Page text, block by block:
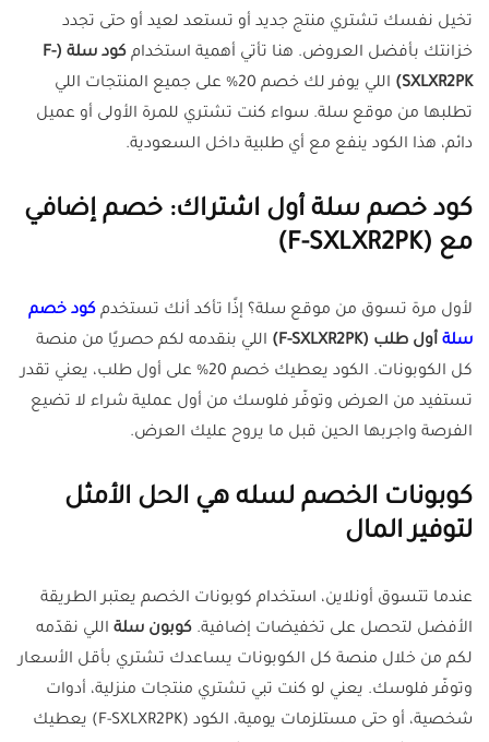
تخيل نفسك تشتري منتج جديد أو تستعد لعيد أو حتى تجدد
خزانتك بأفضل العروض. هنا تأتي أهمية استخدام
كود سلة (F-
SXLXR2PK)
اللي يوفر لك خصم 20% على جميع المنتجات اللي
تطلبها من موقع سلة. سواء كنت تشتري للمرة الأولى أو عميل
دائم، هذا الكود ينفع مع أي طلبية داخل السعودية.
كود خصم سلة أول اشتراك: خصم إضافي
مع (F-SXLXR2PK)
لأول مرة تسوق من موقع سلة؟ إذًا تأكد أنك تستخدم كود خصم
سلة أول طلب (F-SXLXR2PK)
اللي بنقدمه لكم حصريًا من منصة
كل الكوبونات. الكود يعطيك خصم 20% على أول طلب، يعني تقدر
تستفيد من العرض وتوفّر فلوسك من أول عملية شراء لا تضيع
الفرصة واجربها الحين قبل ما يروح عليك العرض.
كوبونات الخصم لسله هي الحل الأمثل
لتوفير المال
عندما تتسوق أونلاين، استخدام كوبونات الخصم يعتبر الطريقة
الأفضل لتحصل على تخفيضات إضافية. كوبون سلة اللي نقدّمه
لكم من خلال منصة كل الكوبونات يساعدك تشتري بأقل الأسعار
وتوفّر فلوسك. يعني لو كنت تبي تشتري منتجات منزلية، أدوات
شخصية، أو حتى مستلزمات يومية، الكود (F-SXLXR2PK) يعطيك